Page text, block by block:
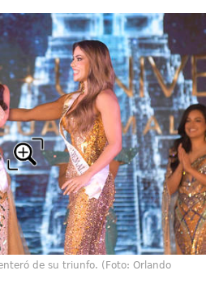
de su triunfo. (Foto: Orlando